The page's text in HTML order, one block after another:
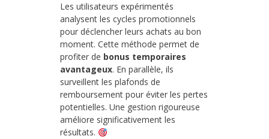
Les utilisateurs expérimentés
analysent les cycles promotionnels
pour déclencher leurs achats au bon
moment. Cette méthode permet de
profiter de bonus temporaires
avantageux. En parallèle, ils
surveillent les plafonds de
remboursement pour éviter les pertes
potentielles. Une gestion rigoureuse
améliore significativement les
résultats.